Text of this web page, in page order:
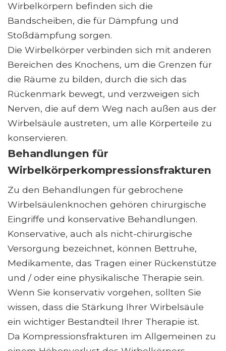
Wirbelkörpern befinden sich die
Bandscheiben, die für Dämpfung und
Stoßdämpfung sorgen.
Die Wirbelkörper verbinden sich mit anderen
Bereichen des Knochens, um die Grenzen für
die Räume zu bilden, durch die sich das
Rückenmark bewegt, und verzweigen sich
Nerven, die auf dem Weg nach außen aus der
Wirbelsäule austreten, um alle Körperteile zu
konservieren.
Behandlungen für
Wirbelkörperkompressionsfrakturen
Zu den Behandlungen für gebrochene
Wirbelsäulenknochen gehören chirurgische
Eingriffe und konservative Behandlungen.
Konservative, auch als nicht-chirurgische
Versorgung bezeichnet, können Bettruhe,
Medikamente, das Tragen einer Rückenstütze
und / oder eine physikalische Therapie sein.
Wenn Sie konservativ vorgehen, sollten Sie
wissen, dass die Stärkung Ihrer Wirbelsäule
ein wichtiger Bestandteil Ihrer Therapie ist.
Da Kompressionsfrakturen im Allgemeinen zu